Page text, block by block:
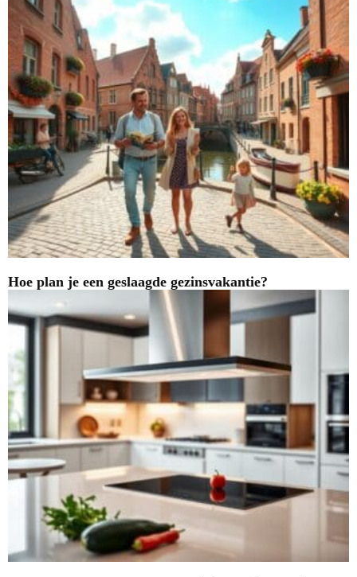
Hoe plan je een geslaagde gezinsvakantie?